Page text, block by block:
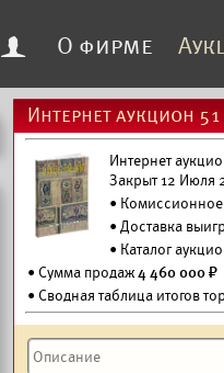
f О фирме
Интернет аукцион 51
Интернет
Закрыт 12 Июля
• Комиссионное
•Доставка
• Каталог
• Сумма продаж4 460 000 ₽
• Сводная таблица итогов